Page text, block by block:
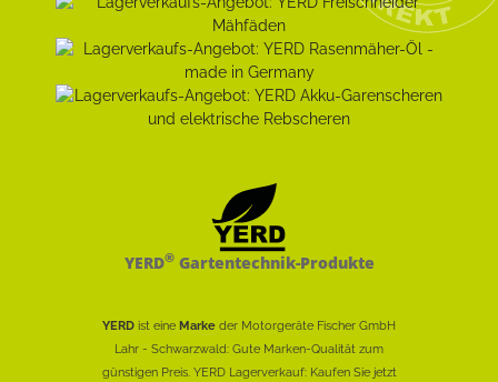
YERD®Gartentechnik-Produkte
YERD ist eine Marke der Motorgeräte Fischer GmbH
Lahr - Schwarzwald: Gute Marken-Qualität zum
günstigen Preis. YERD Lagerverkauf: Kaufen Sie jetzt